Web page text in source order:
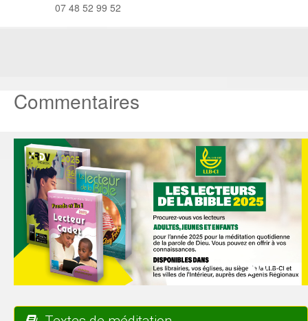
07 48 52 99 52
Commentaires